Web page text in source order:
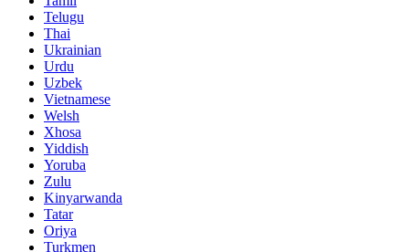
Telugu
Thai
Ukrainian
Urdu
Uzbek
Vietnamese
Welsh
Xhosa
Yiddish
Yoruba
Zulu
Kinyarwanda
Tatar
Oriya
Turkmen